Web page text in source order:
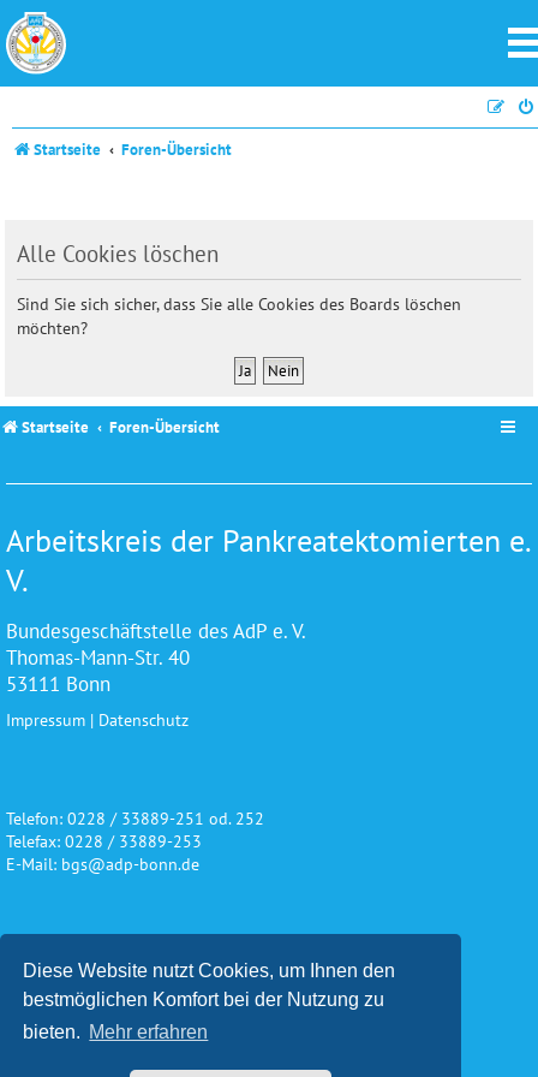
Diese Website nutzt Cookies, um Ihnen den
bestmöglichen Komfort bei der Nutzung zu
bieten. Mehr erfahren
Startseite Foren-Übersicht
Alle Cookies löschen
Sind Sie sich sicher, dass Sie alle Cookies des Boards löschen
möchten?
Startseite Foren-Übersicht
Arbeitskreis der Pankreatektomierten e.
V.
Bundesgeschäftstelle des AdP e. V.
Thomas-Mann-Str. 40
53111 Bonn
Impressum | Datenschutz
Telefon: 0228 / 33889-251 od. 252
Telefax: 0228 / 33889-253
E-Mail: bgs@adp-bonn.de
Wir danken für die freundliche
Unterstützung und Förderung